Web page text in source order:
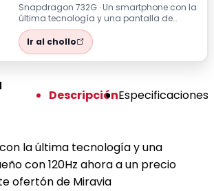
Snapdragon 732G · Un smartphone con la
última tecnología y una pantalla de
ensueño con 120Hz ahora a un precio
incre...
Ir al chollo
DescripciónEspecificaciones
la última tecnología y una
con 120Hz ahora a un precio
ofertón de Miravia